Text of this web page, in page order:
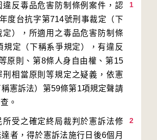
1
違反毒品危害防制條例案件，認
度台抗字第714號刑事裁定（下
定），所適用之毒品危害防制條
規定（下稱系爭規定），有違反
原則、第8條人身自由權、第15
刑相當原則等規定之疑義，依憲
憲訴法）第59條第1項規定聲請
2
所受之確定終局裁判於憲訴法修
者，得於憲訴法施行日後6個月